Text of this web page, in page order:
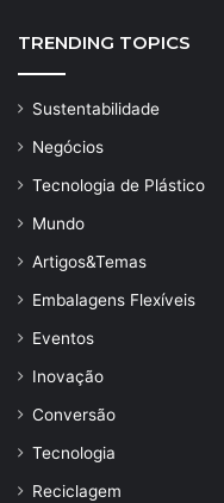
TRENDING TOPICS
Sustentabilidade
Negócios
Tecnologia de Plástico
Mundo
Artigos&Temas
Embalagens Flexíveis
Eventos
Inovação
Conversão
Tecnologia
Reciclagem